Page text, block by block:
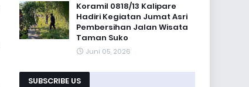
Koramil 0818/13 Kalipare
Hadiri Kegiatan Jumat Asri
Pembersihan Jalan Wisata
Taman Suko
Juni 05, 2026
SUBSCRIBE US